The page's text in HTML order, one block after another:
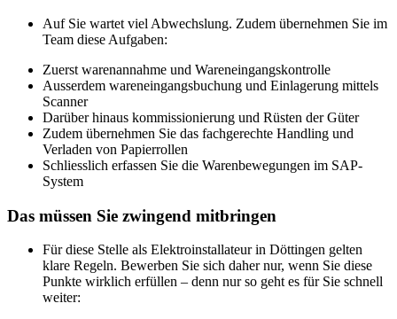
Auf Sie wartet viel Abwechslung. Zudem übernehmen Sie im
Team diese Aufgaben:
Zuerst warenannahme und Wareneingangskontrolle
Ausserdem wareneingangsbuchung und Einlagerung mittels
Scanner
Darüber hinaus kommissionierung und Rüsten der Güter
Zudem übernehmen Sie das fachgerechte Handling und
Verladen von Papierrollen
Schliesslich erfassen Sie die Warenbewegungen im SAP-
System
Das müssen Sie zwingend mitbringen
Für diese Stelle als Elektroinstallateur in Döttingen gelten
klare Regeln. Bewerben Sie sich daher nur, wenn Sie diese
Punkte wirklich erfüllen – denn nur so geht es für Sie schnell
weiter: